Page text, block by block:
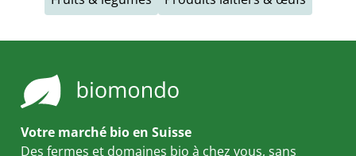
Votre marché bio en Suisse
Des fermes et domaines bio à chez vous, sans